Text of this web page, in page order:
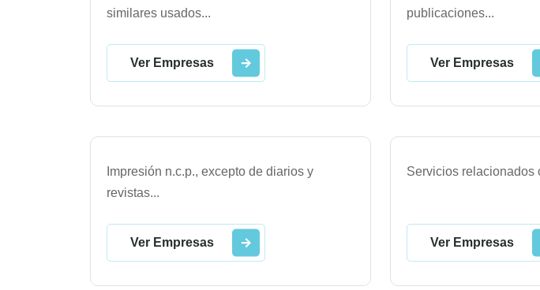
similares usados...
Ver Empresas
publicaciones...
Ver Empresas
Impresión n.c.p., excepto de diarios y
revistas...
Ver Empresas
Servicios relacionados
Ver Empresas